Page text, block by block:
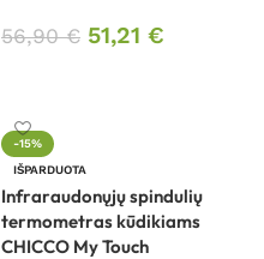
56,90€ 51,21 €
-15%
IŠPARDUOTA
Infraraudonųjų spindulių
termometras kūdikiams
CHICCO My Touch